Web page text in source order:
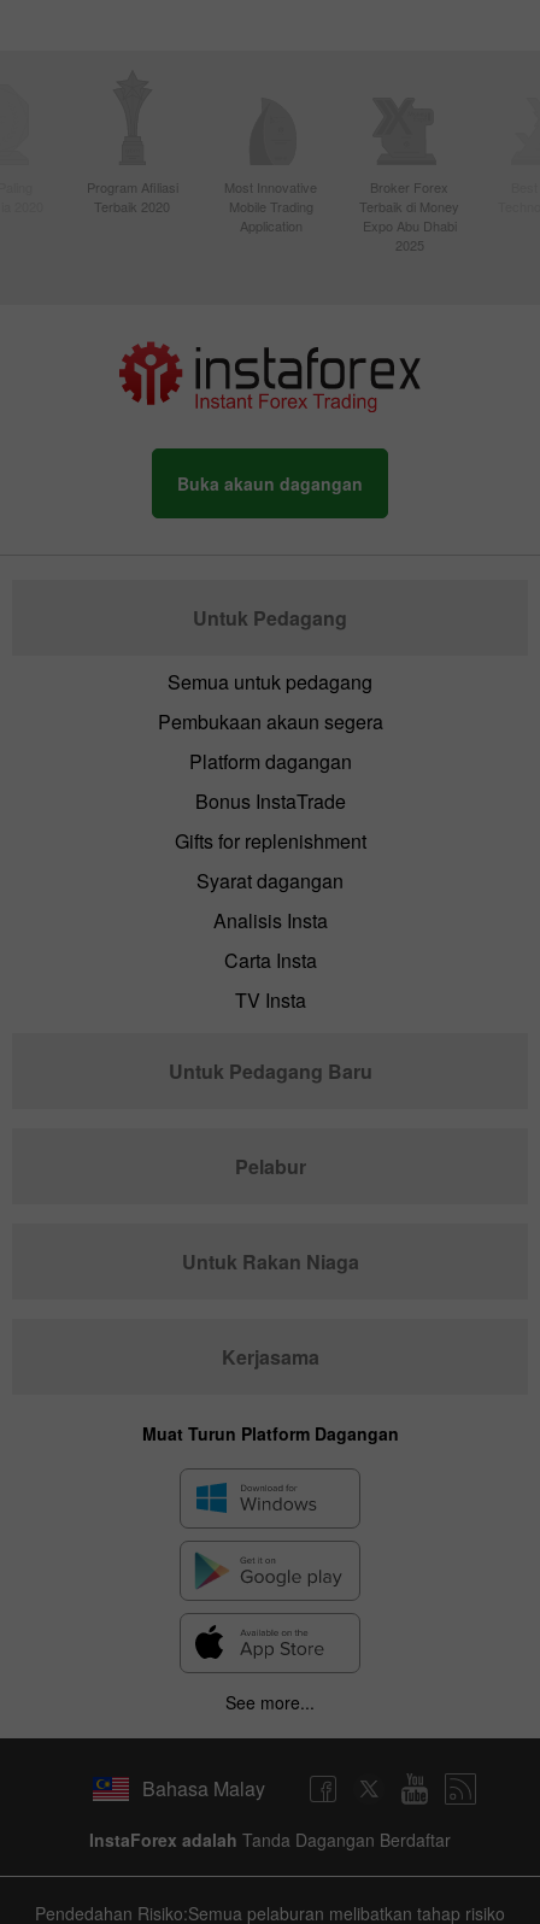
Program Afiliasi
Terbaik 2020
Most Innovative
Mobile Trading
Application
Broker Forex
Terbaik di Money
Expo Abu Dhabi
2025
Buka akaun dagangan
Untuk Pedagang
Semua untuk pedagang
Pembukaan akaun segera
Platform dagangan
Bonus InstaTrade
Gifts for replenishment
Syarat dagangan
Analisis Insta
Carta Insta
TV Insta
Untuk Pedagang Baru
Pelabur
Untuk Rakan Niaga
Kerjasama
Muat Turun Platform Dagangan
See more...
Bahasa Malay
InstaForex adalah Tanda Dagangan Berdaftar
Pendedahan Risiko:Semua pelaburan melibatkan tahap risiko